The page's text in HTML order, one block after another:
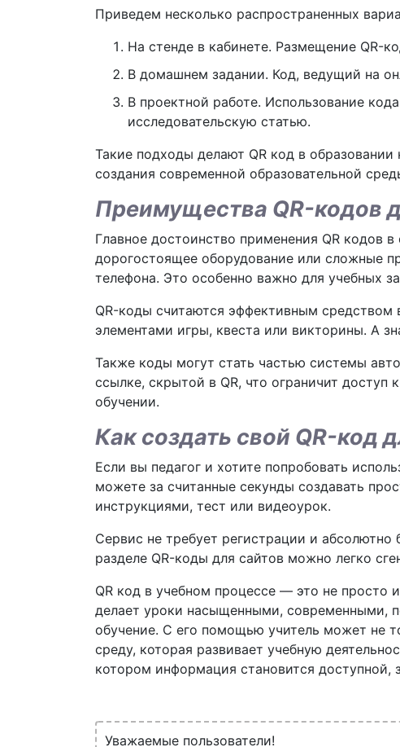
Приведем несколько распространенных
На стенде в кабинете. Размещение QR-
В домашнем задании. Код, ведущий на
В проектной работе. Использование
исследовательскую статью.
Такие подходы делают QR код в
создания современной образовательной
Преимущества QR-кодов
Главное достоинство применения QR кодов
дорогостоящее оборудование или сложные
телефона. Это особенно важно для учебных
QR-коды считаются эффективным средством
элементами игры, квеста или викторины. А
Также коды могут стать частью системы
ссылке, скрытой в QR, что ограничит
обучении.
Как создать свой QR-код
Если вы педагог и хотите попробовать
можете за считанные секунды создавать
инструкциями, тест или видеоурок.
Сервис не требует регистрации и
разделе QR-коды для сайтов можно легко
QR код в учебном процессе — это не просто
делает уроки насыщенными, современными,
обучение. С его помощью учитель может не
среду, которая развивает учебную
котором информация становится
Уважаемые пользователи!